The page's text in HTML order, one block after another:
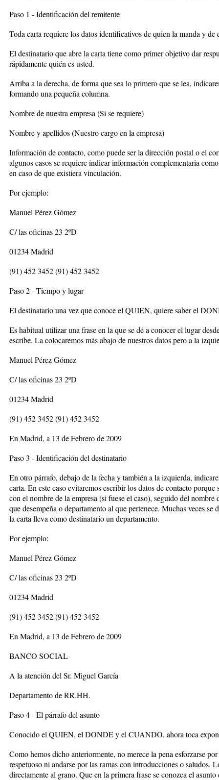
Paso 1 - Identificación del remitente
Toda carta requiere los datos identificativos de quien la manda y de
El destinatario que abre la carta tiene como primer objetivo dar
rápidamente quién es usted.
Arriba a la derecha, de forma que sea lo primero que se lea,
formando una pequeña columna.
Nombre de nuestra empresa (Si se requiere)
Nombre y apellidos (Nuestro cargo en la empresa)
Información de contacto, como puede ser la dirección postal o el
algunos casos se requiere indicar información complementaria
en caso de que existiera vinculación.
Por ejemplo:
Manuel Pérez Gómez
C/ las oficinas 23 2ºD
01234 Madrid
(91) 452 3452 (91) 452 3452
Paso 2 - Tiempo y lugar
El destinatario una vez que conoce el QUIEN, quiere saber el
Es habitual utilizar una frase en la que se dé a conocer el lugar
escribe. La colocaremos más abajo de nuestros datos pero a la
Manuel Pérez Gómez
C/ las oficinas 23 2ºD
01234 Madrid
(91) 452 3452 (91) 452 3452
En Madrid, a 13 de Febrero de 2009
Paso 3 - Identificación del destinatario
En otro párrafo, debajo de la fecha y también a la izquierda,
carta. En este caso evitaremos escribir los datos de contacto
con el nombre de la empresa (si fuese el caso), seguido del
que desempeña o departamento al que pertenece. Muchas veces se
la carta lleva como destinatario un departamento.
Por ejemplo:
Manuel Pérez Gómez
C/ las oficinas 23 2ºD
01234 Madrid
(91) 452 3452 (91) 452 3452
En Madrid, a 13 de Febrero de 2009
BANCO SOCIAL
A la atención del Sr. Miguel García
Departamento de RR.HH.
Paso 4 - El párrafo del asunto
Conocido el QUIEN, el DONDE y el CUANDO, ahora toca
Como hemos dicho anteriormente, no merece la pena esforzarse
respetuoso ni andarse por las ramas con introducciones o saludos.
directamente al grano. Que en la primera frase se conozca el asunto